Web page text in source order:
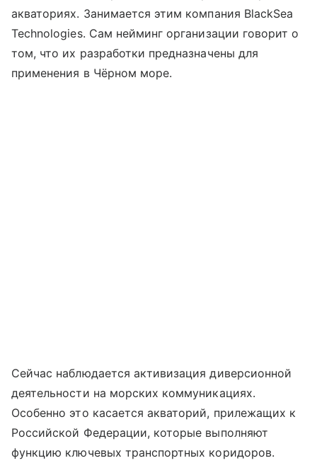
акваториях. Занимается этим компания BlackSea
Technologies. Сам нейминг организации говорит о
том, что их разработки предназначены для
применения в Чёрном море.
Сейчас наблюдается активизация диверсионной
деятельности на морских коммуникациях.
Особенно это касается акваторий, прилежащих к
Российской Федерации, которые выполняют
функцию ключевых транспортных коридоров.